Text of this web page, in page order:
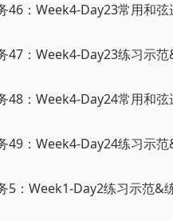
46：Week4-Day23常用和弦
47：Week4-Day23练习示范
48：Week4-Day24常用和弦
49：Week4-Day24练习示范
5：Week1-Day2练习示范&